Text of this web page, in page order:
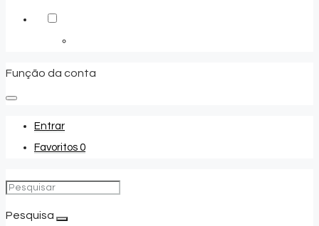
Função da conta
Entrar
Favoritos 0
Pesquisa